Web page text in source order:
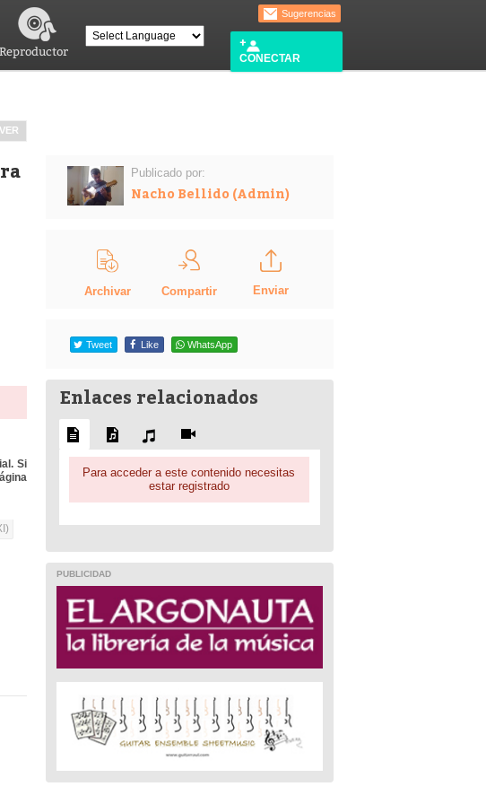
Reproductor
Sugerencias
CONECTAR
Si
Publicado por:
Nacho Bellido (Admin)
Archivar Compartir Enviar
Tweet Like WhatsApp
Enlaces relacionados
Para acceder a este contenido necesitas
estar registrado
PUBLICIDAD